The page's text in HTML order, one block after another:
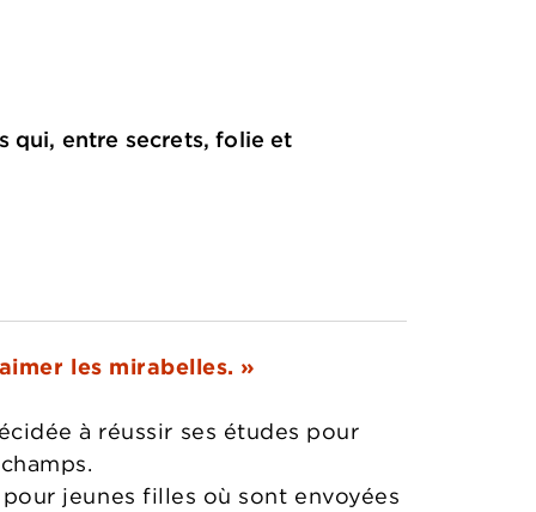
qui, entre secrets, folie et
les mirabelles. »
à réussir ses études pour
jeunes filles où sont envoyées